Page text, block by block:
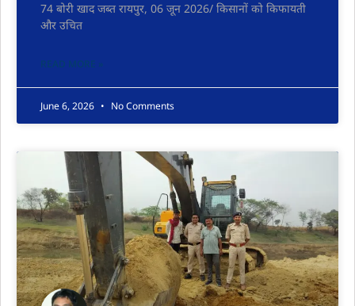
74 बोरी खाद जब्त रायपुर, 06 जून 2026/ किसानों को किफायती
और उचित
READ MORE »
June 6, 2026 No Comments